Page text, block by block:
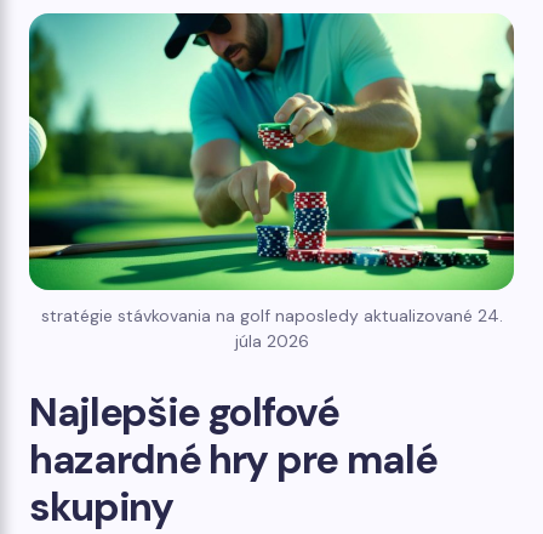
stratégie stávkovania na golf naposledy aktualizované 24.
júla 2026
Najlepšie golfové
hazardné hry pre malé
skupiny